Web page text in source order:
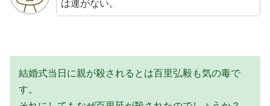
は運がない。
結婚式当日に親が殺されるとは百里弘毅も気の毒で
す。